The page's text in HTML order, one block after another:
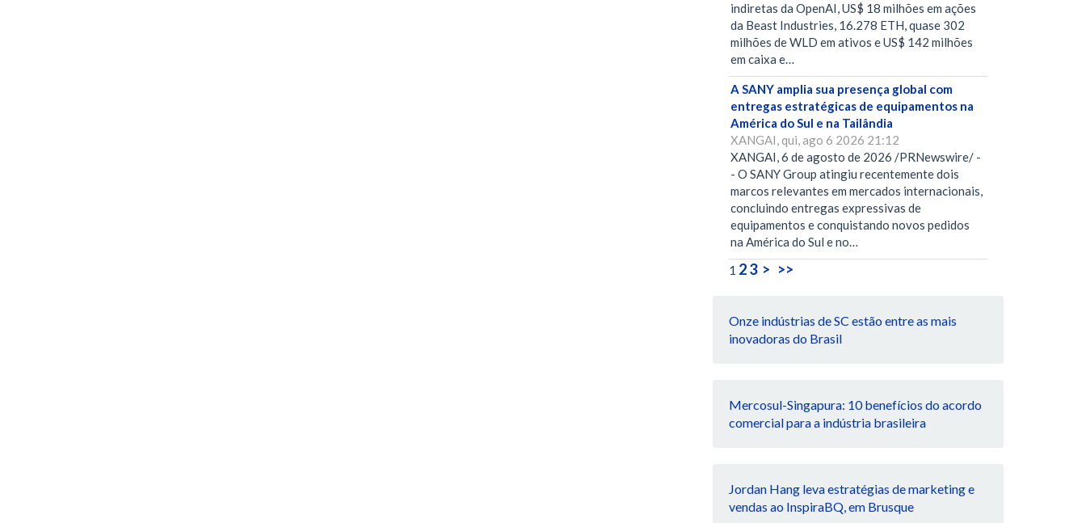
indiretas da OpenAI, US$ 18 milhões em ações
da Beast Industries, 16.278 ETH, quase 302
milhões de WLD em ativos e US$ 142 milhões
em caixa e…
A SANY amplia sua presença global com
entregas estratégicas de equipamentos na
América do Sul e na Tailândia
XANGAI, qui, ago 6 2026 21:12
XANGAI, 6 de agosto de 2026 /PRNewswire/ -
- O SANY Group atingiu recentemente dois
marcos relevantes em mercados internacionais,
concluindo entregas expressivas de
equipamentos e conquistando novos pedidos
na América do Sul e no…
1 23 > >>
Onze indústrias de SC estão entre as mais
inovadoras do Brasil
Mercosul-Singapura: 10 benefícios do acordo
comercial para a indústria brasileira
Jordan Hang leva estratégias de marketing e
vendas ao InspiraBQ, em Brusque